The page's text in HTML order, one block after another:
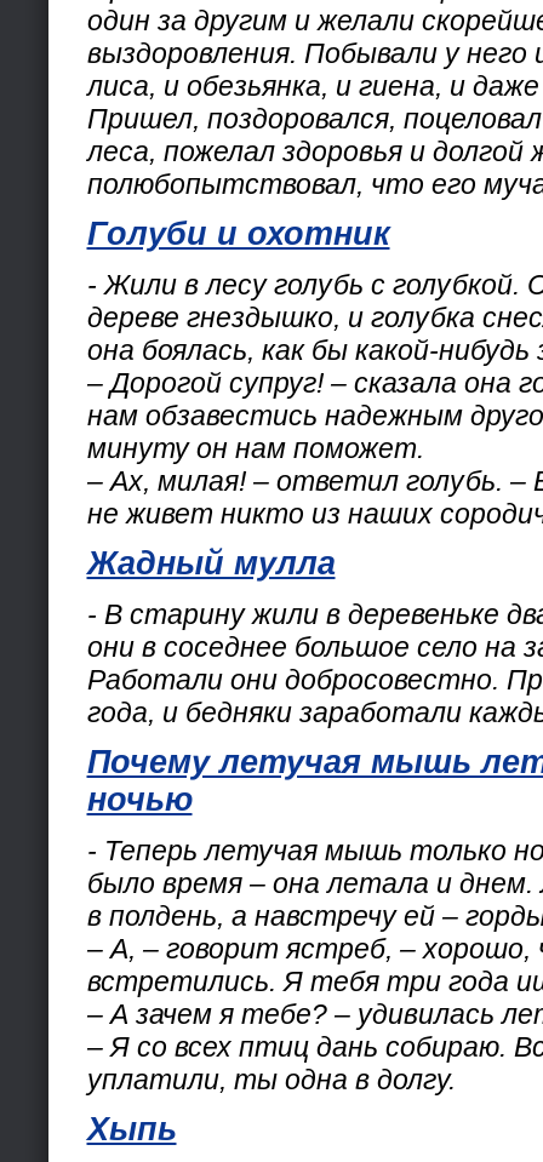
один за другим и желали
выздоровления. Побывали у него
лиса, и обезьянка, и гиена, и
Пришел, поздоровался,
леса, пожелал здоровья и
полюбопытствовал, что его
Голуби и охотник
- Жили в лесу голубь с голубкой.
дереве гнездышко, и голубка
она боялась, как бы какой-нибудь
– Дорогой супруг! – сказала она
нам обзавестись надежным
минуту он нам поможет.
– Ах, милая! – ответил голубь. –
не живет никто из наших
Жадный мулла
- В старину жили в деревеньке
они в соседнее большое село на
Работали они добросовестно.
года, и бедняки заработали
Почему летучая мышь
ночью
- Теперь летучая мышь только
было время – она летала и
в полдень, а навстречу ей –
– А, – говорит ястреб, –
встретились. Я тебя три года
– А зачем я тебе? – удивилась
– Я со всех птиц дань собираю.
уплатили, ты одна в долгу.
Хыпь